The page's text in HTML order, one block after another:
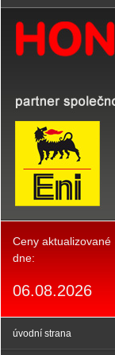
Ceny aktualizované
dne:
06.08.2026
úvodní strana